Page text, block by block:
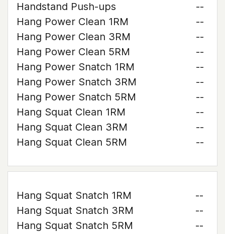
Handstand Push-ups
--
Hang Power Clean 1RM
--
Hang Power Clean 3RM
--
Hang Power Clean 5RM
--
Hang Power Snatch 1RM
--
Hang Power Snatch 3RM
--
Hang Power Snatch 5RM
--
Hang Squat Clean 1RM
--
Hang Squat Clean 3RM
--
Hang Squat Clean 5RM
--
Hang Squat Snatch 1RM
--
Hang Squat Snatch 3RM
--
Hang Squat Snatch 5RM
--